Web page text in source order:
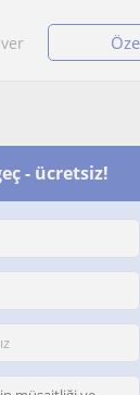
- ücretsiz!